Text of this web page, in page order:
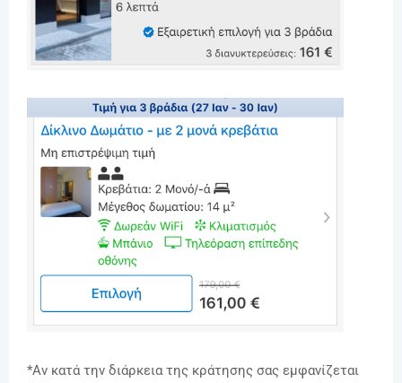
*Αν κατά την διάρκεια της κράτησης σας εμφανίζεται